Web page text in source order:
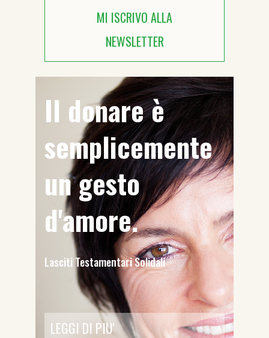
MI ISCRIVO ALLA
NEWSLETTER
Il donare è
semplicemente
un gesto
d'amore.
Lasciti Testamentari Solidali
LEGGI DI PIU'